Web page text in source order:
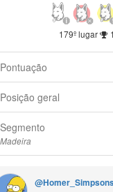
179º lugar
Pontuação
Posição geral
Segmento
Madeira